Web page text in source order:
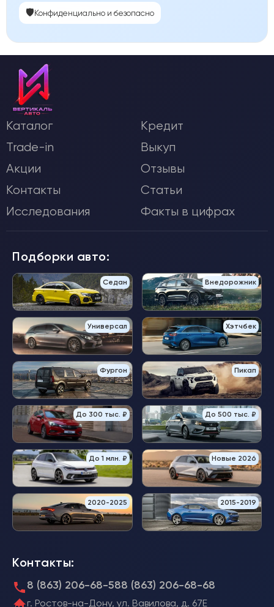
🛡️Конфиденциально и безопасно
Каталог
Кредит
Trade-in
Выкуп
Акции
Отзывы
Контакты
Статьи
Исследования
Факты в цифрах
Подборки авто:
Седан Внедорожник
Универсал Хэтчбек
Фургон Пикап
До 300 тыс. ₽ До 500 тыс. ₽
До 1 млн. ₽ Новые 2026
2020-2025 2015-2019
Контакты:
8 (863) 206-68-588 (863) 206-68-68
г. Ростов-на-Дону, ул. Вавилова, д. 67Е